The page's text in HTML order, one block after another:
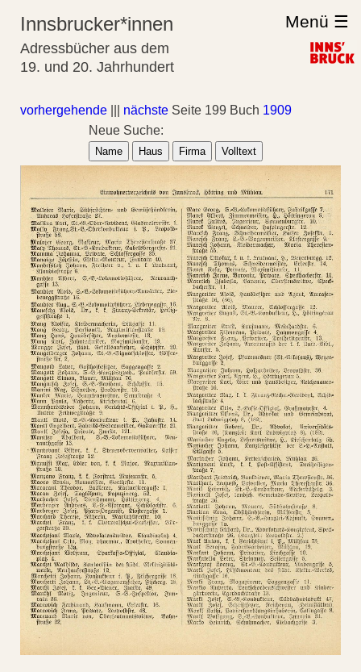
Innsbrucker*innen
Adressbücher aus dem
19. und 20. Jahrhundert
Menü ☰
vorhergehende nächste Seite 199 Buch 1909
Neue Suche:
Name Haus Firma Volltext